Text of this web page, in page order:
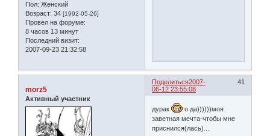
Пол: Женский
Возраст: 34 [1992-05-26]
Провел на форуме:
8 часов 13 минут
Последний визит:
2007-09-23 21:32:58
Поделиться 41
2007-
06-12 23:55:08
morz5
Активный участник
дурак
о да))))))моя
заветная мечта-чтобы мне
приснился(лась)...